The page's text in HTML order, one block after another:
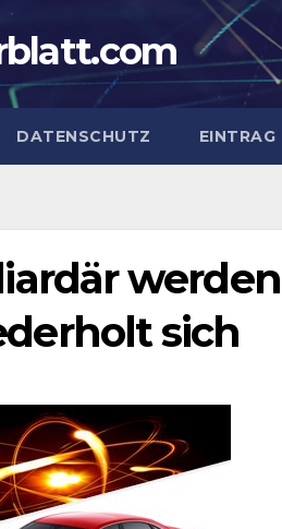
DATENSCHUTZ EINTRAG
sich